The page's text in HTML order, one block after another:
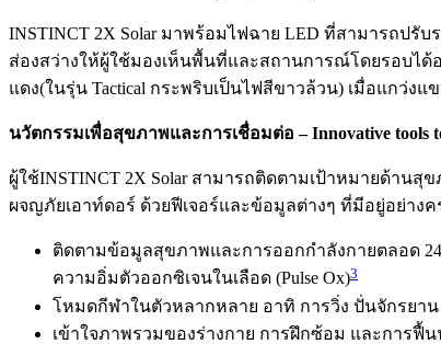
INSTINCT 2X Solar มาพร้อมไฟฉาย LED ที่สามารถปรั
ส่องสว่างให้ผู้ใช้มองเห็นพื้นที่และสถานการณ์โดยรอบได้อ
แดง(ในรุ่น Tactical กระพริบเป็นไฟสีขาวล้วน) เมื่อแกว่ง
นวัตกรรมเพื่อสุขภาพและการเชื่อมต่อ– Innovative tools
ผู้ใช้INSTINCT 2X Solar สามารถติดตามเป้าหมายด้าน
ผจญภัยเอาท์ดอร์ ด้วยฟีเจอร์และข้อมูลต่างๆ ที่มีอยู่อย่าง
ติดตามข้อมูลสุขภาพและการออกกำลังกายตลอด 24
ความอิ่มตัวออกซิเจนในเลือด (Pulse Ox)3
โหมดกีฬาในตัวหลากหลาย อาทิ การวิ่ง ปั่นจักรยาน
เข้าใจภาพรวมของร่างกาย การฝึกซ้อม และการฟื้